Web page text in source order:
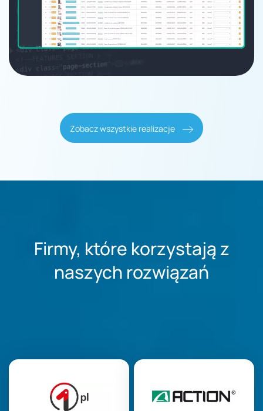
Zobacz wszystkie realizacje
Firmy, które korzystają z
naszych rozwiązań